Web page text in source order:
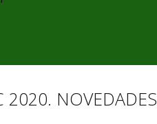
2020. NOVEDADES